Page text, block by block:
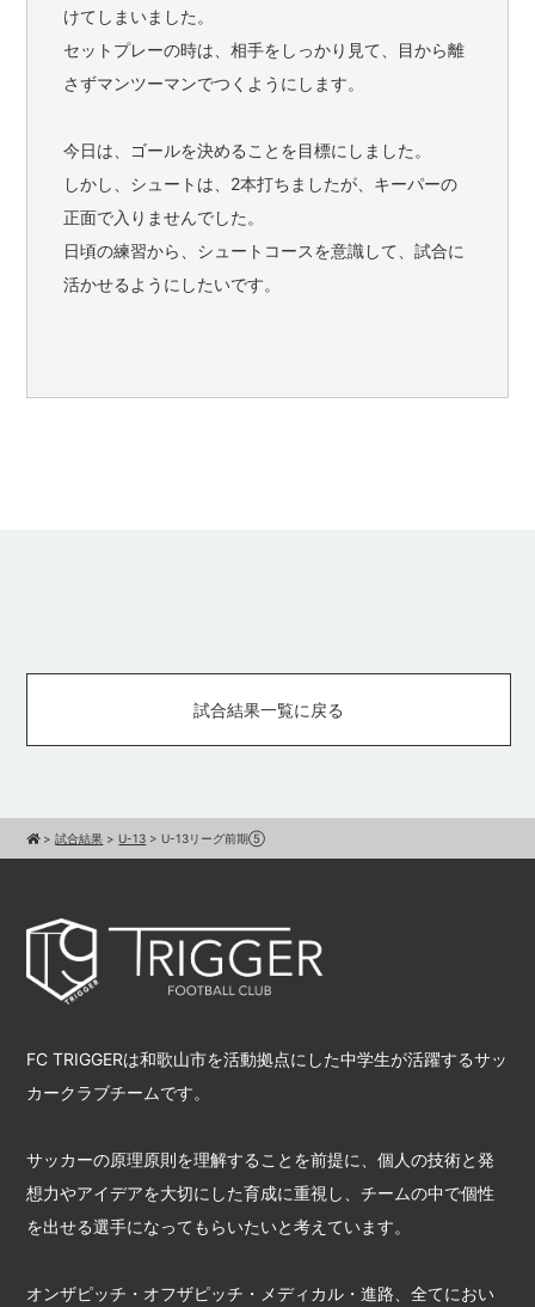
けてしまいました。
セットプレーの時は、相手をしっかり見て、目から離
さずマンツーマンでつくようにします。
今日は、ゴールを決めることを目標にしました。
しかし、シュートは、2本打ちましたが、キーパーの
正面で入りませんでした。
日頃の練習から、シュートコースを意識して、試合に
活かせるようにしたいです。
試合結果一覧に戻る
>試合結果 > U-13 > U-13リーグ前期⑤
FC TRIGGERは和歌山市を活動拠点にした中学生が活躍するサッ
カークラブチームです。
サッカーの原理原則を理解することを前提に、個人の技術と発
想力やアイデアを大切にした育成に重視し、チームの中で個性
を出せる選手になってもらいたいと考えています。
オンザピッチ・オフザピッチ・メディカル・進路、全てにおい